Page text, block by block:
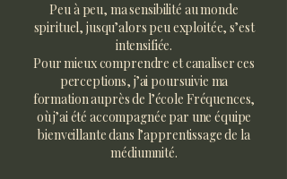
Peu à peu, ma sensibilité au monde
spirituel, jusqu’alors peu exploitée, s’est
intensifiée.
Pour mieux comprendre et canaliser ces
perceptions, j’ai poursuivie ma
formation auprès de l’école Fréquences,
où j’ai été accompagnée par une équipe
bienveillante dans l’apprentissage de la
médiumnité.